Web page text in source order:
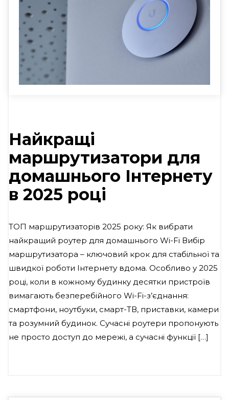
Найкращі
маршрутизатори для
домашнього Інтернету
в 2025 році
ТОП маршрутизаторів 2025 року: Як вибрати
найкращий роутер для домашнього Wi-Fi Вибір
маршрутизатора – ключовий крок для стабільної та
швидкої роботи Інтернету вдома. Особливо у 2025
році, коли в кожному будинку десятки пристроїв
вимагають безперебійного Wi-Fi-з’єднання:
смартфони, ноутбуки, смарт-ТВ, приставки, камери
та розумний будинок. Сучасні роутери пропонують
не просто доступ до мережі, а сучасні функції […]